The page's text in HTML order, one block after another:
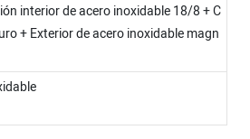
interior de acero inoxidable 18/8 + C
+ Exterior de acero inoxidable magn